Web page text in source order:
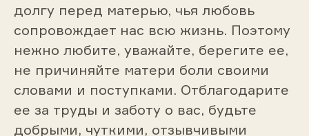
долгу перед матерью, чья любовь
сопровождает нас всю жизнь. Поэтому
нежно любите, уважайте, берегите ее,
не причиняйте матери боли своими
словами и поступками. Отблагодарите
ее за труды и заботу о вас, будьте
добрыми, чуткими, отзывчивыми